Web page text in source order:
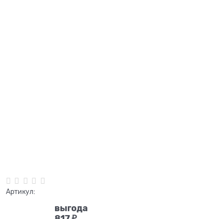
Артикул:
выгода